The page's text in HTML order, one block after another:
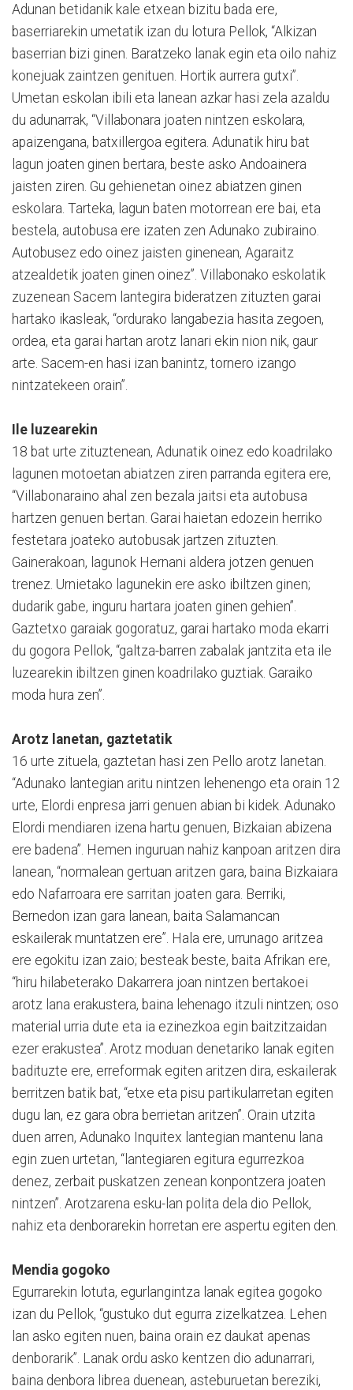
Adunan betidanik kale etxean bizitu bada ere,
baserriarekin umetatik izan du lotura Pellok, “Alkizan
baserrian bizi ginen. Baratzeko lanak egin eta oilo nahiz
konejuak zaintzen genituen. Hortik aurrera gutxi”.
Umetan eskolan ibili eta lanean azkar hasi zela azaldu
du adunarrak, “Villabonara joaten nintzen eskolara,
apaizengana, batxillergoa egitera. Adunatik hiru bat
lagun joaten ginen bertara, beste asko Andoainera
jaisten ziren. Gu gehienetan oinez abiatzen ginen
eskolara. Tarteka, lagun baten motorrean ere bai, eta
bestela, autobusa ere izaten zen Adunako zubiraino.
Autobusez edo oinez jaisten ginenean, Agaraitz
atzealdetik joaten ginen oinez”. Villabonako eskolatik
zuzenean Sacem lantegira bideratzen zituzten garai
hartako ikasleak, “ordurako langabezia hasita zegoen,
ordea, eta garai hartan arotz lanari ekin nion nik, gaur
arte. Sacem-en hasi izan banintz, tornero izango
nintzatekeen orain”.
Ile luzearekin
18 bat urte zituztenean, Adunatik oinez edo koadrilako
lagunen motoetan abiatzen ziren parranda egitera ere,
“Villabonaraino ahal zen bezala jaitsi eta autobusa
hartzen genuen bertan. Garai haietan edozein herriko
festetara joateko autobusak jartzen zituzten.
Gainerakoan, lagunok Hernani aldera jotzen genuen
trenez. Urnietako lagunekin ere asko ibiltzen ginen;
dudarik gabe, inguru hartara joaten ginen gehien”.
Gaztetxo garaiak gogoratuz, garai hartako moda ekarri
du gogora Pellok, “galtza-barren zabalak jantzita eta ile
luzearekin ibiltzen ginen koadrilako guztiak. Garaiko
moda hura zen”.
Arotz lanetan, gaztetatik
16 urte zituela, gaztetan hasi zen Pello arotz lanetan.
“Adunako lantegian aritu nintzen lehenengo eta orain 12
urte, Elordi enpresa jarri genuen abian bi kidek. Adunako
Elordi mendiaren izena hartu genuen, Bizkaian abizena
ere badena”. Hemen inguruan nahiz kanpoan aritzen dira
lanean, “normalean gertuan aritzen gara, baina Bizkaiara
edo Nafarroara ere sarritan joaten gara. Berriki,
Bernedon izan gara lanean, baita Salamancan
eskailerak muntatzen ere”. Hala ere, urrunago aritzea
ere egokitu izan zaio; besteak beste, baita Afrikan ere,
“hiru hilabeterako Dakarrera joan nintzen bertakoei
arotz lana erakustera, baina lehenago itzuli nintzen; oso
material urria dute eta ia ezinezkoa egin baitzitzaidan
ezer erakustea”. Arotz moduan denetariko lanak egiten
badituzte ere, erreformak egiten aritzen dira, eskailerak
berritzen batik bat, “etxe eta pisu partikularretan egiten
dugu lan, ez gara obra berrietan aritzen”. Orain utzita
duen arren, Adunako Inquitex lantegian mantenu lana
egin zuen urtetan, “lantegiaren egitura egurrezkoa
denez, zerbait puskatzen zenean konpontzera joaten
nintzen”. Arotzarena esku-lan polita dela dio Pellok,
nahiz eta denborarekin horretan ere aspertu egiten den.
Mendia gogoko
Egurrarekin lotuta, egurlangintza lanak egitea gogoko
izan du Pellok, “gustuko dut egurra zizelkatzea. Lehen
lan asko egiten nuen, baina orain ez daukat apenas
denborarik”. Lanak ordu asko kentzen dio adunarrari,
baina denbora librea duenean, asteburuetan bereziki,